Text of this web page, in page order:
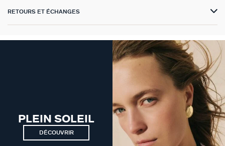
RETOURS ET ÉCHANGES
PLEIN SOLEIL
DÉCOUVRIR